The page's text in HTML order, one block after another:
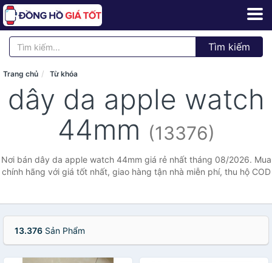
Tìm kiếm
Trang chủ Từ khóa
dây da apple watch
44mm (13376)
Nơi bán dây da apple watch 44mm giá rẻ nhất tháng 08/2026. Mua
chính hãng với giá tốt nhất, giao hàng tận nhà miễn phí, thu hộ COD
13.376 Sản Phẩm